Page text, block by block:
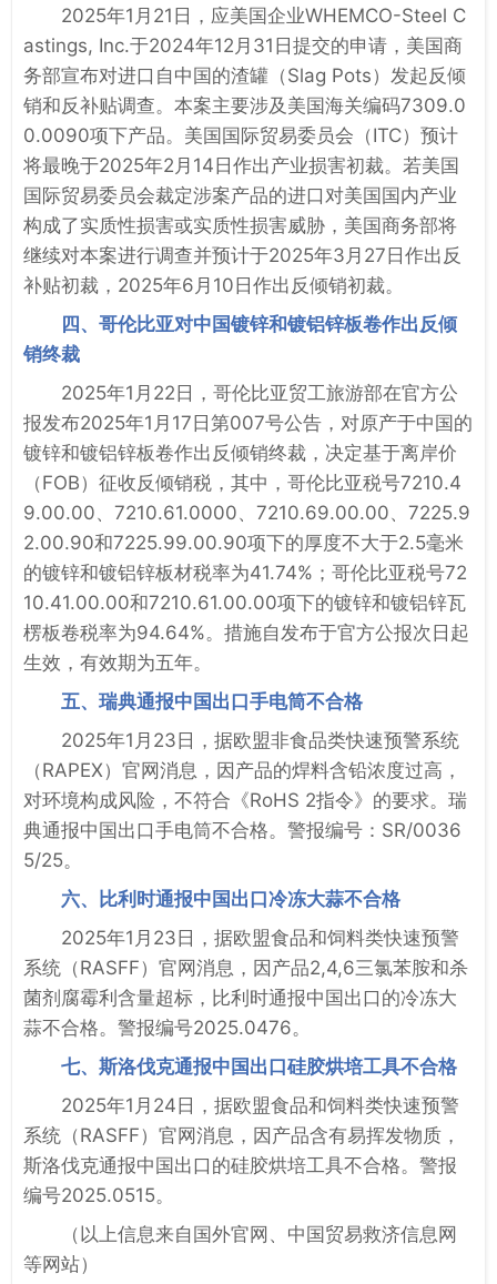
2025年1月21日，应美国企业WHEMCO-Steel C
astings, Inc.于2024年12月31日提交的申请，美国商
务部宣布对进口自中国的渣罐（Slag Pots）发起反倾
销和反补贴调查。本案主要涉及美国海关编码7309.0
0.0090项下产品。美国国际贸易委员会（ITC）预计
将最晚于2025年2月14日作出产业损害初裁。若美国
国际贸易委员会裁定涉案产品的进口对美国国内产业
构成了实质性损害或实质性损害威胁，美国商务部将
继续对本案进行调查并预计于2025年3月27日作出反
补贴初裁，2025年6月10日作出反倾销初裁。
四、哥伦比亚对中国镀锌和镀铝锌板卷作出反倾
销终裁
2025年1月22日，哥伦比亚贸工旅游部在官方公
报发布2025年1月17日第007号公告，对原产于中国的
镀锌和镀铝锌板卷作出反倾销终裁，决定基于离岸价
（FOB）征收反倾销税，其中，哥伦比亚税号7210.4
9.00.00、7210.61.0000、7210.69.00.00、7225.9
2.00.90和7225.99.00.90项下的厚度不大于2.5毫米
的镀锌和镀铝锌板材税率为41.74%；哥伦比亚税号72
10.41.00.00和7210.61.00.00项下的镀锌和镀铝锌瓦
楞板卷税率为94.64%。措施自发布于官方公报次日起
生效，有效期为五年。
五、瑞典通报中国出口手电筒不合格
2025年1月23日，据欧盟非食品类快速预警系统
（RAPEX）官网消息，因产品的焊料含铅浓度过高，
对环境构成风险，不符合《RoHS 2指令》的要求。瑞
典通报中国出口手电筒不合格。警报编号：SR/0036
5/25。
六、比利时通报中国出口冷冻大蒜不合格
2025年1月23日，据欧盟食品和饲料类快速预警
系统（RASFF）官网消息，因产品2,4,6三氯苯胺和杀
菌剂腐霉利含量超标，比利时通报中国出口的冷冻大
蒜不合格。警报编号2025.0476。
七、斯洛伐克通报中国出口硅胶烘培工具不合格
2025年1月24日，据欧盟食品和饲料类快速预警
系统（RASFF）官网消息，因产品含有易挥发物质，
斯洛伐克通报中国出口的硅胶烘培工具不合格。警报
编号2025.0515。
（以上信息来自国外官网、中国贸易救济信息网
等网站）